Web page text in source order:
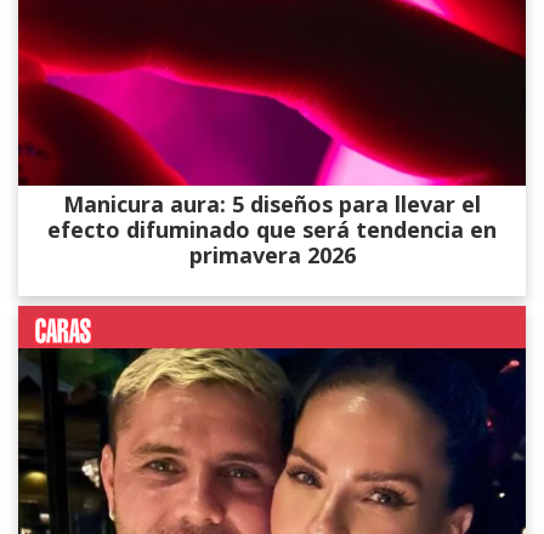
Manicura aura: 5 diseños para llevar el
efecto difuminado que será tendencia en
primavera 2026